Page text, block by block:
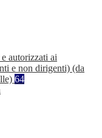
autorizzati ai
e non dirigenti) (da
64